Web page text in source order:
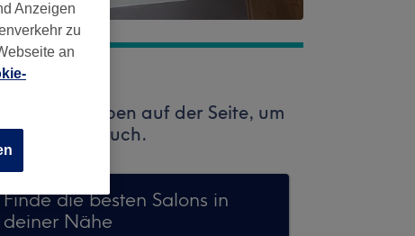
Suchfeld oben auf der Seite, um
Ihren Besuch.
Finde die besten Salons in
deiner Nähe
Anzeigen
zu
an